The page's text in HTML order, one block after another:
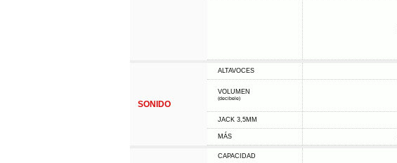
SONIDO
ALTAVOCES
VOLUMEN
(decibele)
JACK 3,5MM
MÁS
CAPACIDAD